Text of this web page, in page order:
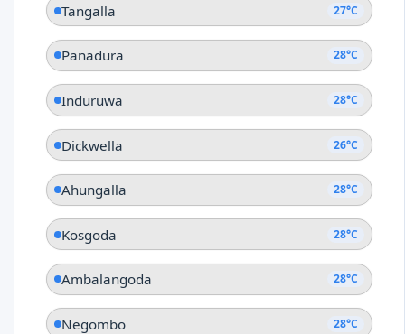
Tangalla 27°C
Panadura 28°C
Induruwa 28°C
Dickwella 26°C
Ahungalla 28°C
Kosgoda 28°C
Ambalangoda 28°C
Negombo 28°C